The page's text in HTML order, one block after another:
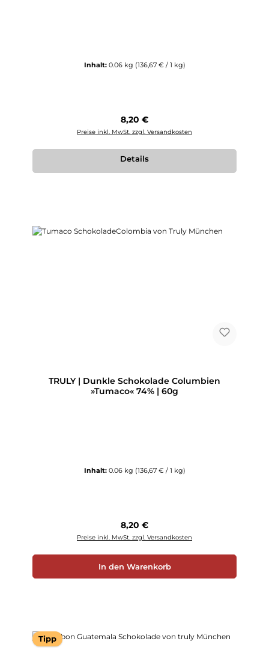
Inhalt: 0.06 kg (136,67 € / 1 kg)
Regulärer Preis:
8,20 €
Preise inkl. MwSt. zzgl. Versandkosten
Details
TRULY | Dunkle Schokolade Columbien
»Tumaco« 74% | 60g
Inhalt: 0.06 kg (136,67 € / 1 kg)
Regulärer Preis:
8,20 €
Preise inkl. MwSt. zzgl. Versandkosten
In den Warenkorb
Tipp